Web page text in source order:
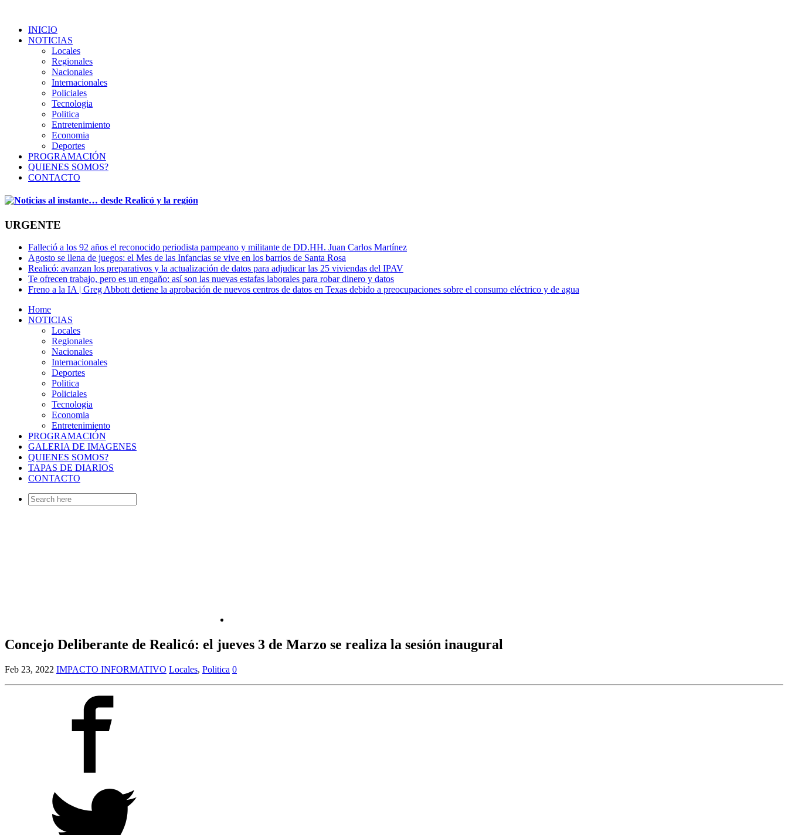
INICIO
NOTICIAS
Locales
Regionales
Nacionales
Internacionales
Policiales
Tecnologia
Politica
Entretenimiento
Economia
Deportes
PROGRAMACIÓN
QUIENES SOMOS?
CONTACTO
URGENTE
Falleció a los 92 años el reconocido periodista pampeano y militante de DD.HH. Juan Carlos Martínez
Agosto se llena de juegos: el Mes de las Infancias se vive en los barrios de Santa Rosa
Realicó: avanzan los preparativos y la actualización de datos para adjudicar las 25 viviendas del IPAV
Te ofrecen trabajo, pero es un engaño: así son las nuevas estafas laborales para robar dinero y datos
Freno a la IA | Greg Abbott detiene la aprobación de nuevos centros de datos en Texas debido a preocupaciones sobre el consumo eléctrico y de agua
Home
NOTICIAS
Locales
Regionales
Nacionales
Internacionales
Deportes
Politica
Policiales
Tecnologia
Economia
Entretenimiento
PROGRAMACIÓN
GALERIA DE IMAGENES
QUIENES SOMOS?
TAPAS DE DIARIOS
CONTACTO
Search
for:
Concejo Deliberante de Realicó: el jueves 3 de Marzo se realiza la sesión inaugural
Feb 23, 2022 IMPACTO INFORMATIVO Locales, Politica 0